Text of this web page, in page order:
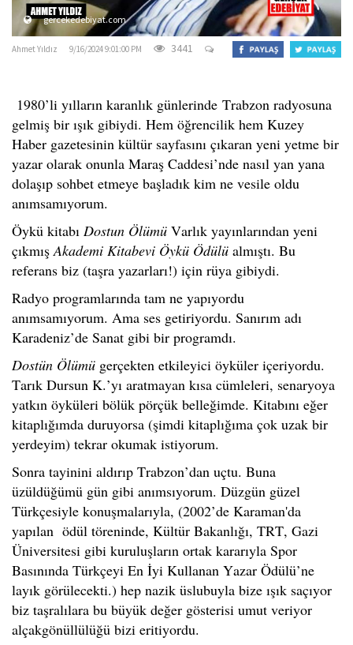
gercekedebiyat.com
Ahmet Yıldız 9/16/2024 9:01:00 PM 3441
1980’li yılların karanlık günlerinde Trabzon radyosuna
gelmiş bir ışık gibiydi. Hem öğrencilik hem Kuzey
Haber gazetesinin kültür sayfasını çıkaran yeni yetme bir
yazar olarak onunla Maraş Caddesi’nde nasıl yan yana
dolaşıp sohbet etmeye başladık kim ne vesile oldu
anımsamıyorum.
Öykü kitabı Dostun Ölümü Varlık yayınlarından yeni
çıkmış Akademi Kitabevi Öykü Ödülü almıştı. Bu
referans biz (taşra yazarları!) için rüya gibiydi.
Radyo programlarında tam ne yapıyordu
anımsamıyorum. Ama ses getiriyordu. Sanırım adı
Karadeniz’de Sanat gibi bir programdı.
Dostün Ölümü gerçekten etkileyici öyküler içeriyordu.
Tarık Dursun K.’yı aratmayan kısa cümleleri, senaryoya
yatkın öyküleri bölük pörçük belleğimde. Kitabını eğer
kitaplığımda duruyorsa (şimdi kitaplığıma çok uzak bir
yerdeyim) tekrar okumak istiyorum.
Sonra tayinini aldırıp Trabzon’dan uçtu. Buna
üzüldüğümü gün gibi anımsıyorum. Düzgün güzel
Türkçesiyle konuşmalarıyla, (2002’de Karaman'da
yapılan ödül töreninde, Kültür Bakanlığı, TRT, Gazi
Üniversitesi gibi kuruluşların ortak kararıyla Spor
Basınında Türkçeyi En İyi Kullanan Yazar Ödülü’ne
layık görülecekti.) hep nazik üslubuyla bize ışık saçıyor
biz taşralılara bu büyük değer gösterisi umut veriyor
alçakgönüllülüğü bizi eritiyordu.